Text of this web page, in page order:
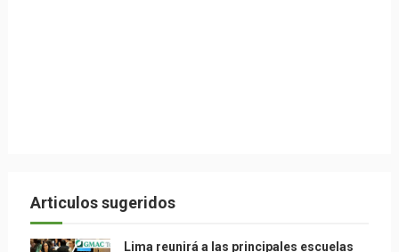
Articulos sugeridos
Lima reunirá a las principales escuelas